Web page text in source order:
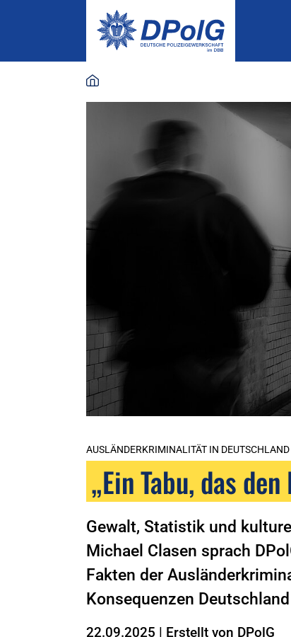
AUSLÄNDERKRIMINALITÄT IN DEUTSCHLAND
„Ein Tabu, das
Gewalt, Statistik und
Michael Clasen sprach
Fakten der
Konsequenzen
22.09.2025 | Erstellt von DPolG